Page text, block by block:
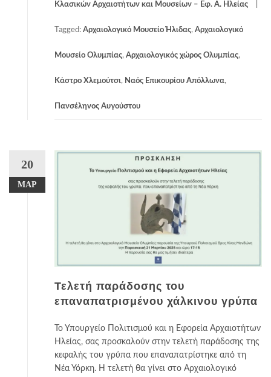
Κλασικών Αρχαιοτήτων και Μουσείων – Εφ. Α. Ηλείας
Tagged: Αρχαιολογικό Μουσείο Ήλιδας, Αρχαιολογικό
Μουσείο Ολυμπίας, Αρχαιολογικός χώρος Ολυμπίας,
Κάστρο Χλεμούτσι, Ναός Επικουρίου Απόλλωνα,
Πανσέληνος Αυγούστου
20
ΜΑΡ
Τελετή παράδοσης του
επαναπατρισμένου χάλκινου γρύπα
Το Υπουργείο Πολιτισμού και η Εφορεία Αρχαιοτήτων
Ηλείας, σας προσκαλούν στην τελετή παράδοσης της
κεφαλής του γρύπα που επαναπατρίστηκε από τη
Νέα Υόρκη. Η τελετή θα γίνει στο Αρχαιολογικό